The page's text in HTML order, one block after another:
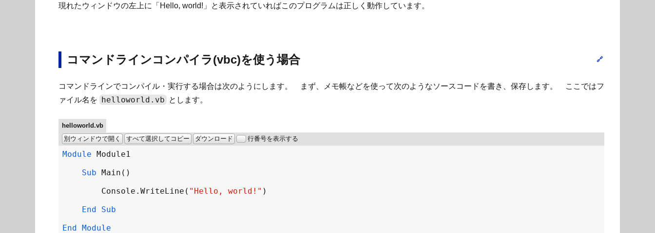
現れたウィンドウの左上に「Hello, world!」と表示されていればこのプログラムは正しく動作しています。
コマンドラインコンパイラ(vbc)を使う場合
コマンドラインでコンパイル・実行する場合は次のようにします。 まず、メモ帳などを使って次のようなソースコードを書き、保存します。 ここではフ
ァイル名を helloworld.vb とします。
helloworld.vb
別ウィンドウで開く
すべて選択してコピー ダウンロード 行番号を表示する
Module Module1
Sub Main
Console . WriteLine ( "Hello, world!"
End
Sub
End Module